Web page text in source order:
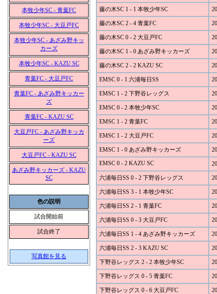
本牧少年SC - 青葉FC
本牧少年SC - 大豆戸FC
本牧少年SC - あざみ野キッ
カーズ
本牧少年SC - KAZU SC
青葉FC - 大豆戸FC
青葉FC - あざみ野キッカー
ズ
青葉FC - KAZU SC
大豆戸FC - あざみ野キッカ
ーズ
大豆戸FC - KAZU SC
あざみ野キッカーズ - KAZU
SC
色の説明
試合開始前
試合終了
写真館を見る
藤の木SC 1 - 1 本牧少年SC
藤の木SC 2 - 4 青葉FC
藤の木SC 0 - 2 大豆戸FC
藤の木SC 1 - 0 あざみ野キッカーズ
藤の木SC 2 - 2 KAZU SC
EMSC 0 - 1 六浦毎日SS
EMSC 1 - 2 下野谷レッグス
EMSC 0 - 2 本牧少年SC
EMSC 1 - 2 青葉FC
EMSC 1 - 2 大豆戸FC
EMSC 1 - 0 あざみ野キッカーズ
EMSC 0 - 2 KAZU SC
六浦毎日SS 0 - 2 下野谷レッグス
六浦毎日SS 3 - 1 本牧少年SC
六浦毎日SS 2 - 1 青葉FC
六浦毎日SS 0 - 3 大豆戸FC
六浦毎日SS 1 - 4 あざみ野キッカーズ
六浦毎日SS 2 - 3 KAZU SC
下野谷レッグス 2 - 2 本牧少年SC
下野谷レッグス 0 - 5 青葉FC
下野谷レッグス 0 - 6 大豆戸FC